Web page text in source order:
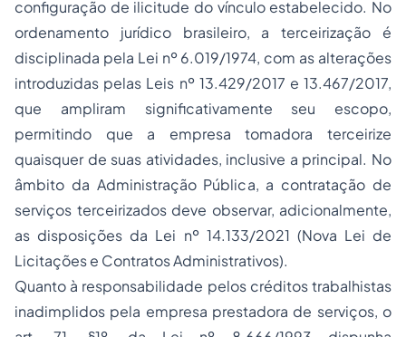
configuração de ilicitude do vínculo estabelecido. No
ordenamento jurídico brasileiro, a terceirização é
disciplinada pela Lei nº 6.019/1974, com as alterações
introduzidas pelas Leis nº 13.429/2017 e 13.467/2017,
que ampliram significativamente seu escopo,
permitindo que a empresa tomadora terceirize
quaisquer de suas atividades, inclusive a principal. No
âmbito da Administração Pública, a contratação de
serviços terceirizados deve observar, adicionalmente,
as disposições da Lei nº 14.133/2021 (Nova Lei de
Licitações e Contratos Administrativos).
Quanto à responsabilidade pelos créditos trabalhistas
inadimplidos pela empresa prestadora de serviços, o